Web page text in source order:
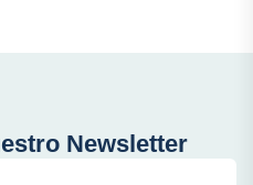
Newsletter